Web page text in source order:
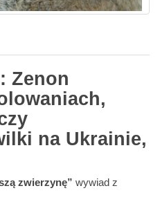
Zenon
na Ukrainie,
zwierzynę” wywiad z